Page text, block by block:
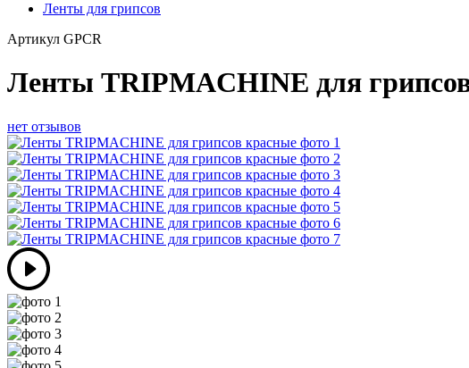
Ленты для грипсов
Артикул GPCR
Ленты TRIPMACHINE для
нет отзывов